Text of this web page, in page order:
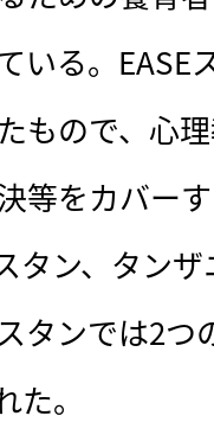
いる。EASE
もので、心
等をカバー
タン、タン
タンでは2つ
。